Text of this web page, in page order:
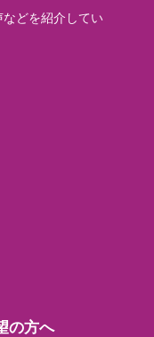
どを紹介してい
の方へ